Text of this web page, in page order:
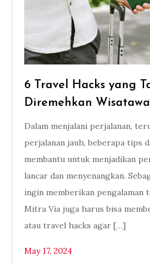
6 Travel Hacks yang
Diremehkan
Dalam menjalani perjalanan,
perjalanan jauh, beberapa tips
membantu untuk menjadikan
lancar dan menyenangkan.
ingin memberikan pengalaman
Mitra Via juga harus bisa
atau travel hacks agar […]
May 17, 2024